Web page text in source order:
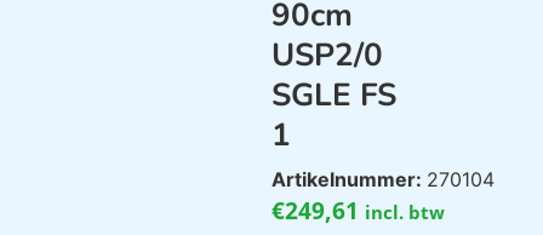
90cm
USP2/0
SGLE FS
1
Artikelnummer: 270104
€249,61 incl. btw